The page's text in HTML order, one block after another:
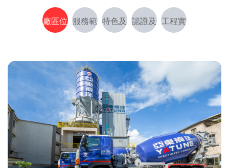
廠區位 服務範 特色及 認證及 工程實